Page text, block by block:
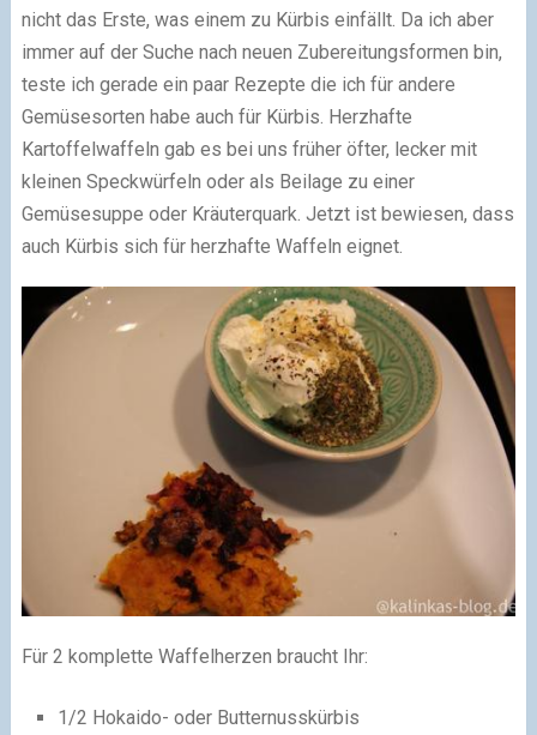
nicht das Erste, was einem zu Kürbis einfällt. Da ich aber
immer auf der Suche nach neuen Zubereitungsformen bin,
teste ich gerade ein paar Rezepte die ich für andere
Gemüsesorten habe auch für Kürbis. Herzhafte
Kartoffelwaffeln gab es bei uns früher öfter, lecker mit
kleinen Speckwürfeln oder als Beilage zu einer
Gemüsesuppe oder Kräuterquark. Jetzt ist bewiesen, dass
auch Kürbis sich für herzhafte Waffeln eignet.
Für 2 komplette Waffelherzen braucht Ihr:
1/2 Hokaido- oder Butternusskürbis